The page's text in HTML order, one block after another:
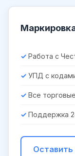
Работа с
УПД с
Все
Поддержка
Оставить